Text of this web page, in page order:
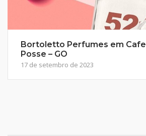
Bortoletto Perfumes em
Posse – GO
17 de setembro de 2023